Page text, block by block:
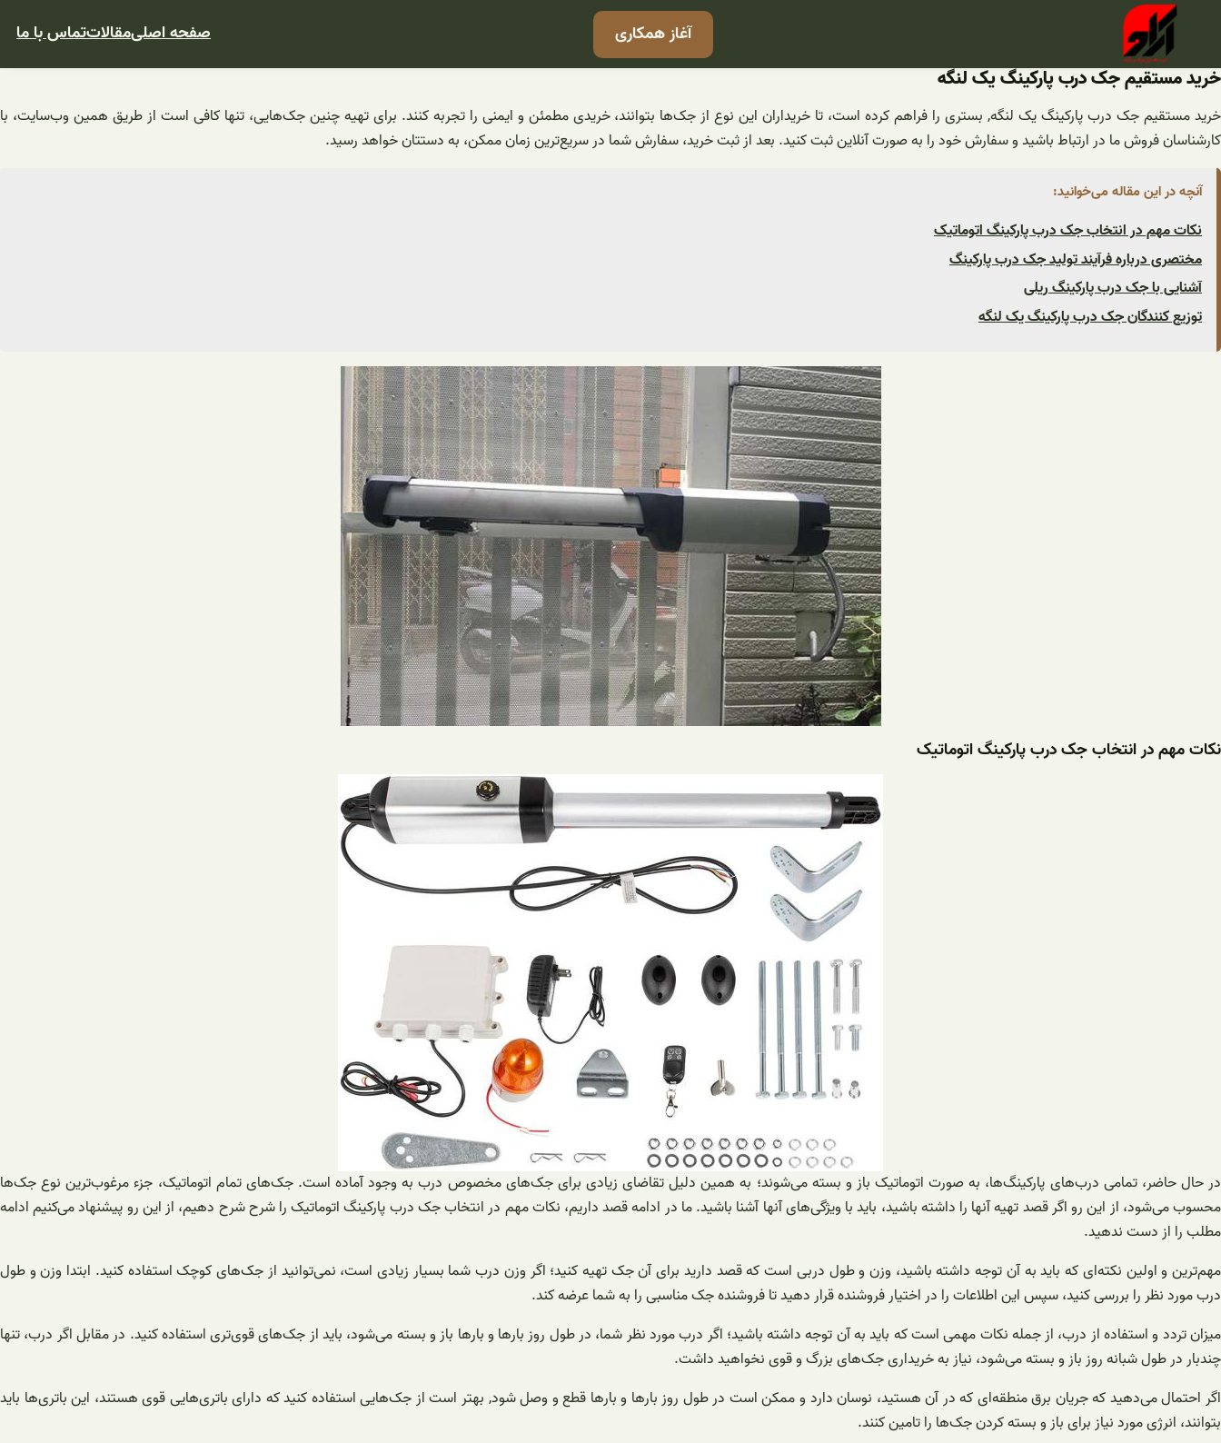
آغاز همکاری صفحه اصلیمقالاتتماس با ما
خرید مستقیم جک درب پارکینگ یک لنگه
خرید مستقیم جک درب پارکینگ یک لنگه, بستری را فراهم کرده است، تا خریداران این نوع از جک‌ها بتوانند، خریدی مطمئن و ایمنی را تجربه کنند. برای تهیه چنین جک‌هایی، تنها کافی است از طریق همین وب‌سایت، با
کارشناسان فروش ما در ارتباط باشید و سفارش خود را به صورت آنلاین ثبت کنید. بعد از ثبت خرید، سفارش شما در سریع‌ترین زمان ممکن، به دستتان خواهد رسید.
آنچه در این مقاله می‌خوانید:
نکات مهم در انتخاب جک درب پارکینگ اتوماتیک
مختصری درباره فرآیند تولید جک درب پارکینگ
آشنایی با جک درب پارکینگ ریلی
توزیع کنندگان جک درب پارکینگ یک لنگه
نکات مهم در انتخاب جک درب پارکینگ اتوماتیک
در حال حاضر، تمامی درب‌های پارکینگ‌ها، به صورت اتوماتیک باز و بسته می‌شوند؛ به همین دلیل تقاضای زیادی برای جک‌های مخصوص درب به وجود آماده است. جک‌های تمام اتوماتیک، جزء مرغوب‌ترین نوع جک‌ها
محسوب می‌شود، از این رو اگر قصد تهیه آنها را داشته باشید، باید با ویژگی‌های آنها آشنا باشید. ما در ادامه قصد داریم، نکات مهم در انتخاب جک درب پارکینگ اتوماتیک را شرح شرح دهیم، از این رو پیشنهاد می‌کنیم ادامه
مطلب را از دست ندهید.
مهم‌ترین و اولین نکته‌ای که باید به آن توجه داشته باشید، وزن و طول دربی است که قصد دارید برای آن جک تهیه کنید؛ اگر وزن درب شما بسیار زیادی است، نمی‌توانید از جک‌های کوچک استفاده کنید. ابتدا وزن و طول
درب مورد نظر را بررسی کنید، سپس این اطلاعات را در اختیار فروشنده قرار دهید تا فروشنده جک مناسبی را به شما عرضه کند.
میزان تردد و استفاده از درب، از جمله نکات مهمی است که باید به آن توجه داشته باشید؛ اگر درب مورد نظر شما، در طول روز بارها و بارها باز و بسته می‌شود، باید از جک‌های قوی‌تری استفاده کنید. در مقابل اگر درب، تنها
چندبار در طول شبانه روز باز و بسته می‌شود، نیاز به خریداری جک‌های بزرگ و قوی نخواهید داشت.
اگر احتمال می‌دهید که جریان برق منطقه‌ای که در آن هستید، نوسان دارد و ممکن است در طول روز بارها و بارها قطع و وصل شود, بهتر است از جک‌هایی استفاده کنید که دارای باتری‌هایی قوی هستند، این باتری‌ها باید
بتوانند، انرژی مورد نیاز برای باز و بسته کردن جک‌ها را تامین کنند.